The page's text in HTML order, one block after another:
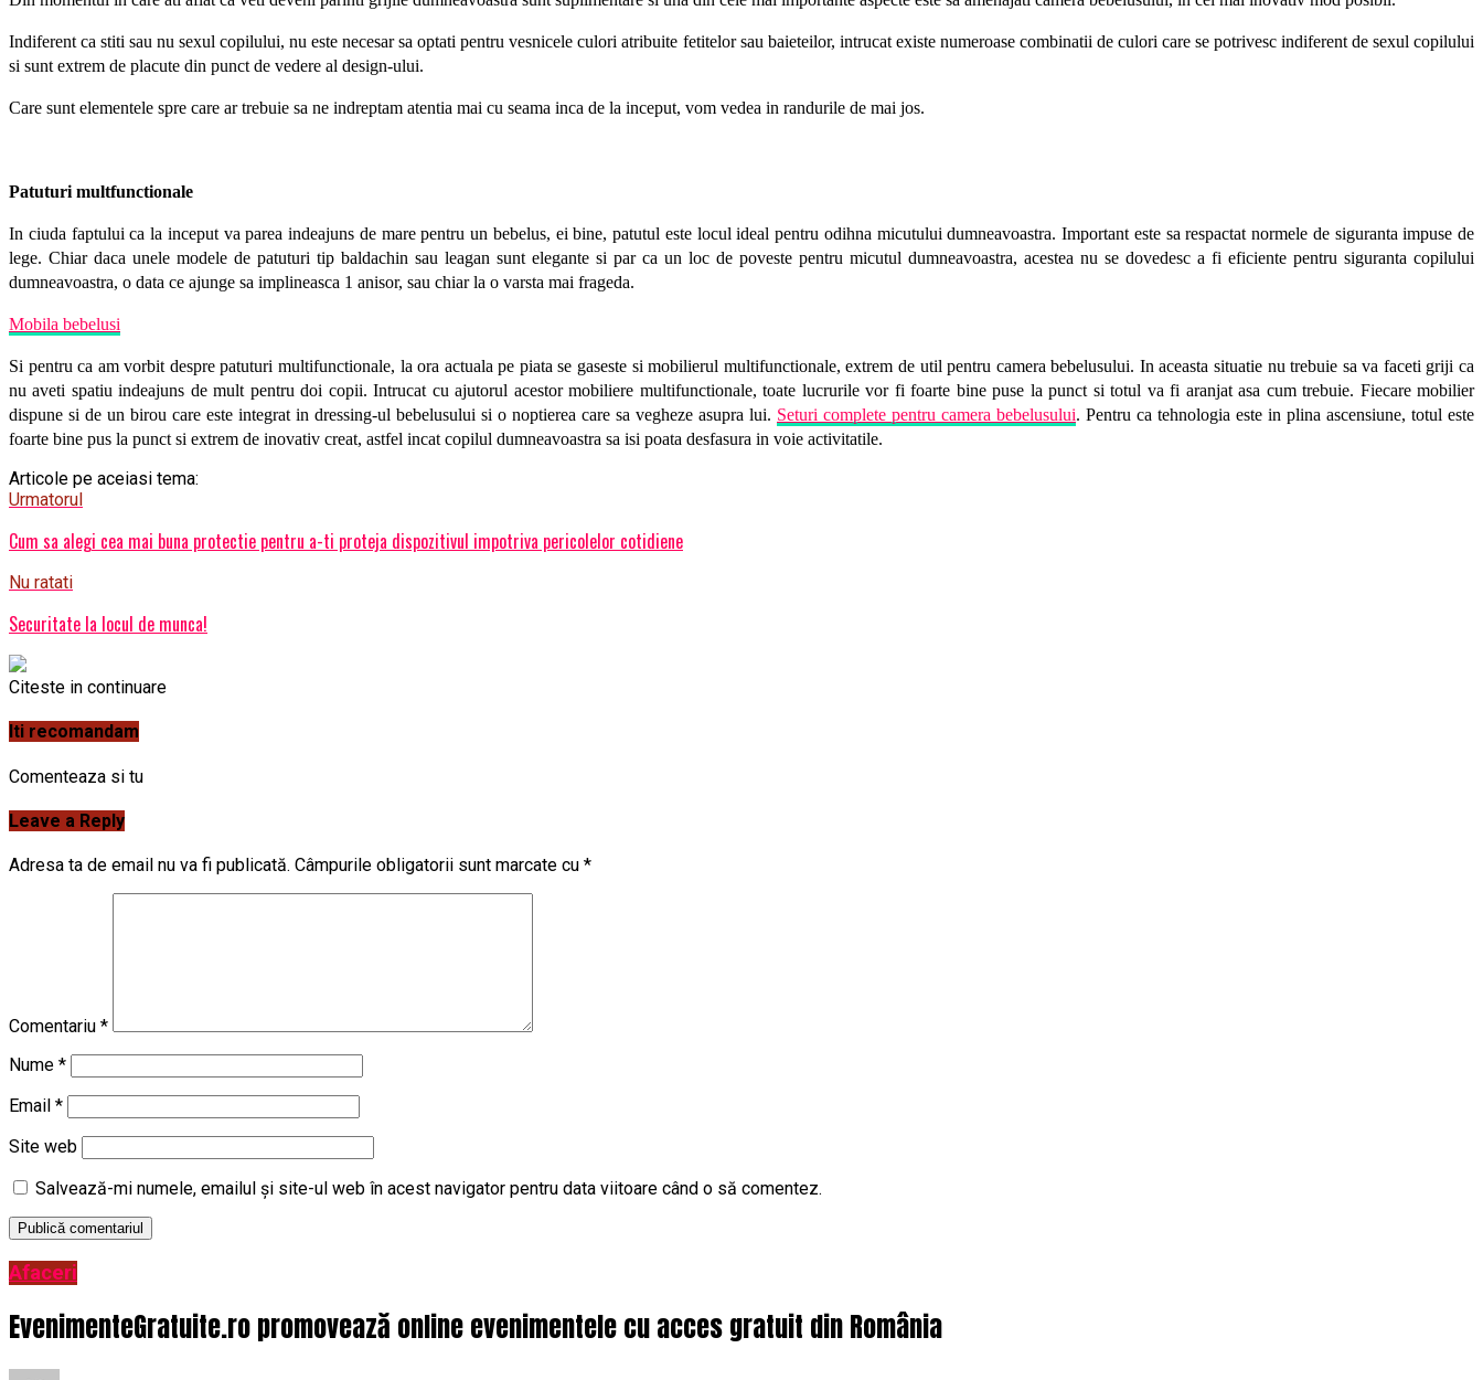
Indiferent ca stiti sau nu sexul copilului, nu este necesar sa optati pentru vesnicele culori atribuite fetitelor sau baieteilor, intrucat existe numeroase combinatii de culori care se potrivesc indiferent de sexul copilului
si sunt extrem de placute din punct de vedere al design-ului.
Care sunt elementele spre care ar trebuie sa ne indreptam atentia mai cu seama inca de la inceput, vom vedea in randurile de mai jos.
Patuturi multfunctionale
In ciuda faptului ca la inceput va parea indeajuns de mare pentru un bebelus, ei bine, patutul este locul ideal pentru odihna micutului dumneavoastra. Important este sa respactat normele de siguranta impuse de
lege. Chiar daca unele modele de patuturi tip baldachin sau leagan sunt elegante si par ca un loc de poveste pentru micutul dumneavoastra, acestea nu se dovedesc a fi eficiente pentru siguranta copilului
dumneavoastra, o data ce ajunge sa implineasca 1 anisor, sau chiar la o varsta mai frageda.
Mobila bebelusi
Si pentru ca am vorbit despre patuturi multifunctionale, la ora actuala pe piata se gaseste si mobilierul multifunctionale, extrem de util pentru camera bebelusului. In aceasta situatie nu trebuie sa va faceti griji ca
nu aveti spatiu indeajuns de mult pentru doi copii. Intrucat cu ajutorul acestor mobiliere multifunctionale, toate lucrurile vor fi foarte bine puse la punct si totul va fi aranjat asa cum trebuie. Fiecare mobilier
dispune si de un birou care este integrat in dressing-ul bebelusului si o noptierea care sa vegheze asupra lui. Seturi complete pentru camera bebelusului. Pentru ca tehnologia este in plina ascensiune, totul este
foarte bine pus la punct si extrem de inovativ creat, astfel incat copilul dumneavoastra sa isi poata desfasura in voie activitatile.
Articole pe aceiasi tema:
Urmatorul
Cum sa alegi cea mai buna protectie pentru a-ti proteja dispozitivul impotriva pericolelor cotidiene
Nu ratati
Securitate la locul de munca!
Citeste in continuare
Iti recomandam
Comenteaza si tu
Leave a Reply
Adresa ta de email nu va fi publicată. Câmpurile obligatorii sunt marcate cu *
Comentariu *
Nume *
Email *
Site web
Salvează-mi numele, emailul și site-ul web în acest navigator pentru data viitoare când o să comentez.
Afaceri
EvenimenteGratuite.ro promovează online evenimentele cu acces gratuit din România